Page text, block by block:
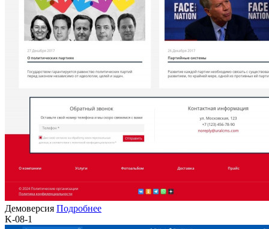
Демоверсия Подробнее
K-08-1